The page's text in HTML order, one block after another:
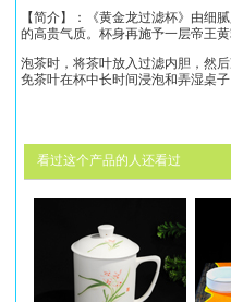
【简介】：《黄金龙过滤杯》 由细
的高贵气质。 杯身再施予一层帝王黄
泡茶时，将茶叶放入过滤内胆，然
免茶叶在杯中长时间浸泡和弄湿桌
看过这个产品的人还看过